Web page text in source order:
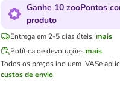
Ganhe 10 zooPontos
produto
Entrega em 2-5 dias úteis. mais
Política de devoluções mais
Todos os preços incluem IVASe
custos de envio.